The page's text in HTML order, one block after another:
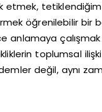
etmek,
öğrenilebilir bir
anlamaya
toplumsal
değil, aynı